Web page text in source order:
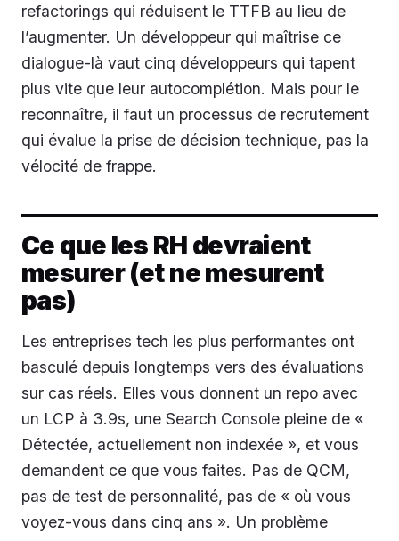
refactorings qui réduisent le TTFB au lieu de
l’augmenter. Un développeur qui maîtrise ce
dialogue-là vaut cinq développeurs qui tapent
plus vite que leur autocomplétion. Mais pour le
reconnaître, il faut un processus de recrutement
qui évalue la prise de décision technique, pas la
vélocité de frappe.
Ce que les RH devraient
mesurer (et ne mesurent
pas)
Les entreprises tech les plus performantes ont
basculé depuis longtemps vers des évaluations
sur cas réels. Elles vous donnent un repo avec
un LCP à 3.9s, une Search Console pleine de «
Détectée, actuellement non indexée », et vous
demandent ce que vous faites. Pas de QCM,
pas de test de personnalité, pas de « où vous
voyez-vous dans cinq ans ». Un problème